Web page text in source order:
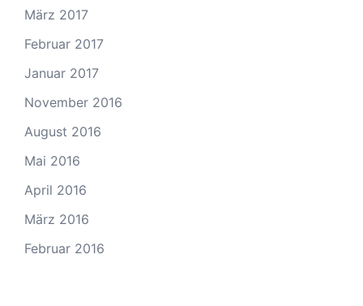
März 2017
Februar 2017
Januar 2017
November 2016
August 2016
Mai 2016
April 2016
März 2016
Februar 2016